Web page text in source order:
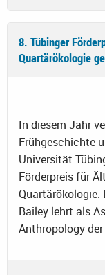
8. Tübinger
Quartärökologie
In diesem Jahr
Frühgeschichte
Universität
Förderpreis für
Quartärökologie.
Bailey lehrt als
Anthropology